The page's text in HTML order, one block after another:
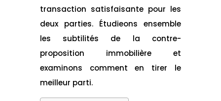
transaction satisfaisante pour les
deux parties. Étudieons ensemble
les subtilités de la contre-
proposition immobilière et
examinons comment en tirer le
meilleur parti.